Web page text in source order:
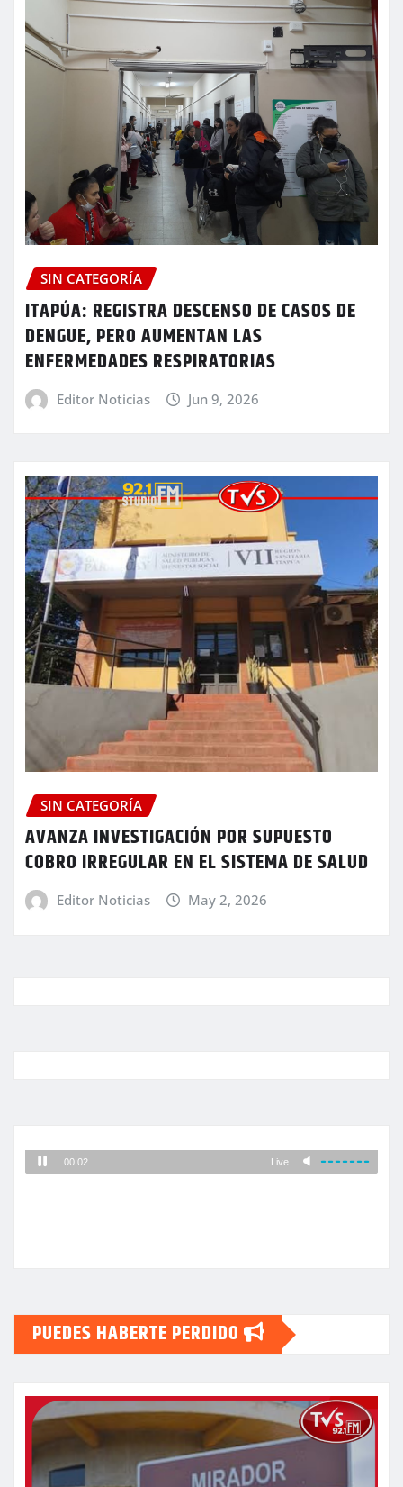
SIN CATEGORÍA
ITAPÚA: REGISTRA DESCENSO DE CASOS DE
DENGUE, PERO AUMENTAN LAS
ENFERMEDADES RESPIRATORIAS
Editor Noticias Jun 9, 2026
SIN CATEGORÍA
AVANZA INVESTIGACIÓN POR SUPUESTO
COBRO IRREGULAR EN EL SISTEMA DE SALUD
Editor Noticias May 2, 2026
PUEDES HABERTE PERDIDO